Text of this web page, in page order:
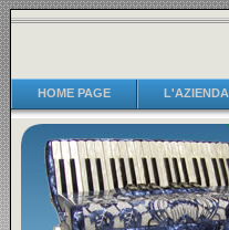
HOME PAGE L'AZIENDA